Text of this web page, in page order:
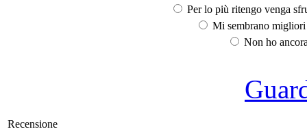
Per lo più ritengo venga
Mi sembrano
Non ho
Recensione